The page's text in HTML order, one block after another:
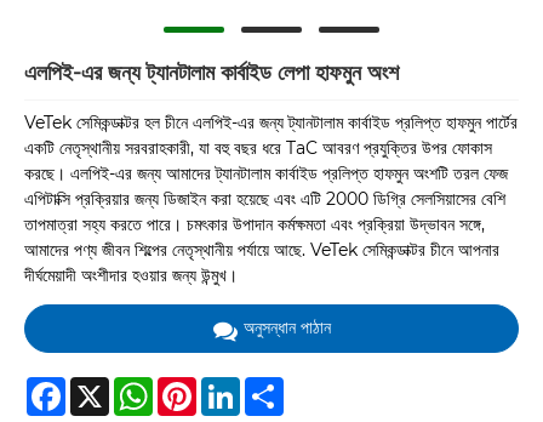
এলপিই-এর জন্য ট্যানটালাম কার্বাইড লেপা হাফমুন অংশ
VeTek সেমিকন্ডাক্টর হল চীনে এলপিই-এর জন্য ট্যানটালাম কার্বাইড প্রলিপ্ত হাফমুন পার্টের
একটি নেতৃস্থানীয় সরবরাহকারী, যা বহু বছর ধরে TaC আবরণ প্রযুক্তির উপর ফোকাস
করছে। এলপিই-এর জন্য আমাদের ট্যানটালাম কার্বাইড প্রলিপ্ত হাফমুন অংশটি তরল ফেজ
এপিটাক্সি প্রক্রিয়ার জন্য ডিজাইন করা হয়েছে এবং এটি 2000 ডিগ্রি সেলসিয়াসের বেশি
তাপমাত্রা সহ্য করতে পারে। চমৎকার উপাদান কর্মক্ষমতা এবং প্রক্রিয়া উদ্ভাবন সঙ্গে,
আমাদের পণ্য জীবন শিল্পের নেতৃস্থানীয় পর্যায়ে আছে. VeTek সেমিকন্ডাক্টর চীনে আপনার
দীর্ঘমেয়াদী অংশীদার হওয়ার জন্য উন্মুখ।
অনুসন্ধান পাঠান
Facebook
X WhatsAppPinterestLinkedIn